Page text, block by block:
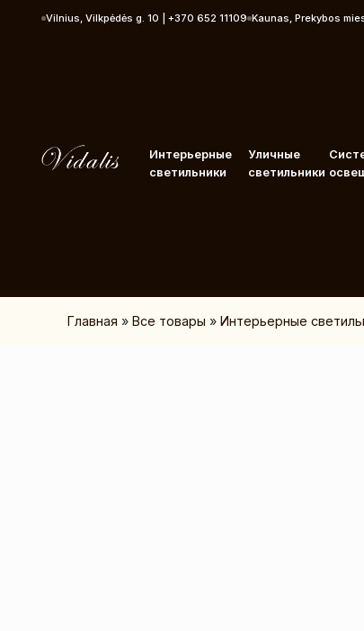
Vilnius, Vilkpėdės g. 10 | +370 652 11109 Kaunas, Prekybos
Интерьерные
светильники
Уличные
светильники
Главная » Все товары » Интерьерные